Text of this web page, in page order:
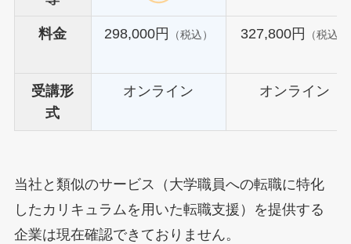
料金 298,000円 （税込） 327,800円 （税込）
受講形
式
オンライン オンライン
当社と類似のサービス（大学職員への転職に特化
したカリキュラムを用いた転職支援）を提供する
企業は現在確認できておりません。